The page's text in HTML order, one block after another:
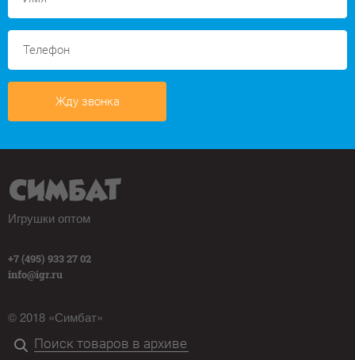
Жду звонка
Игрушки оптом
+7 (495) 933 27 02
info@igr.ru
© 2018 «Симбат»